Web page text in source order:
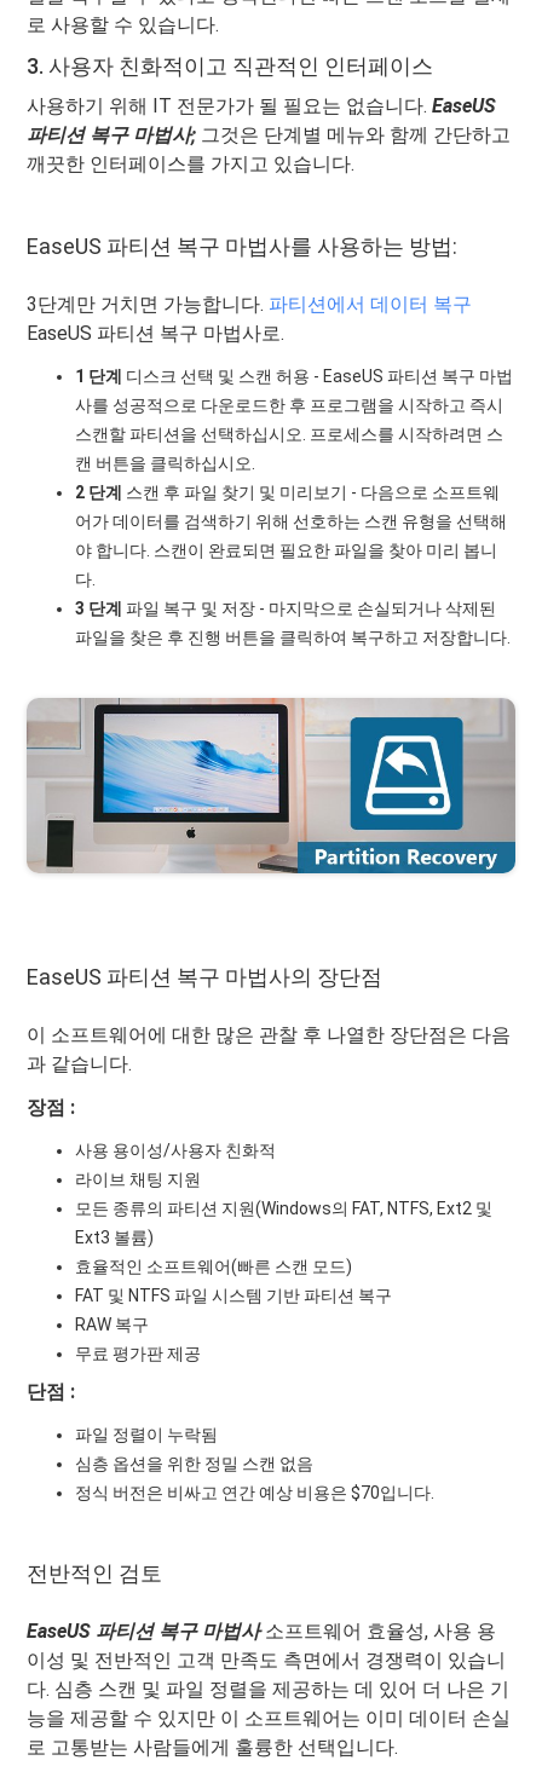
로 사용할 수 있습니다.
3. 사용자 친화적이고 직관적인 인터페이스
사용하기 위해 IT 전문가가 될 필요는 없습니다.EaseUS
파티션 복구 마법사; 그것은 단계별 메뉴와 함께 간단하고
깨끗한 인터페이스를 가지고 있습니다.
EaseUS 파티션 복구 마법사를 사용하는 방법:
3단계만 거치면 가능합니다. 파티션에서 데이터 복구
EaseUS 파티션 복구 마법사로.
1 단계 디스크 선택 및 스캔 허용 - EaseUS 파티션 복구 마법
사를 성공적으로 다운로드한 후 프로그램을 시작하고 즉시
스캔할 파티션을 선택하십시오. 프로세스를 시작하려면 스
캔 버튼을 클릭하십시오.
2 단계 스캔 후 파일 찾기 및 미리보기 - 다음으로 소프트웨
어가 데이터를 검색하기 위해 선호하는 스캔 유형을 선택해
야 합니다. 스캔이 완료되면 필요한 파일을 찾아 미리 봅니
다.
3 단계 파일 복구 및 저장 - 마지막으로 손실되거나 삭제된
파일을 찾은 후 진행 버튼을 클릭하여 복구하고 저장합니다.
EaseUS 파티션 복구 마법사의 장단점
이 소프트웨어에 대한 많은 관찰 후 나열한 장단점은 다음
과 같습니다.
장점 :
사용 용이성/사용자 친화적
라이브 채팅 지원
모든 종류의 파티션 지원(Windows의 FAT, NTFS, Ext2 및
Ext3 볼륨)
효율적인 소프트웨어(빠른 스캔 모드)
FAT 및 NTFS 파일 시스템 기반 파티션 복구
RAW 복구
무료 평가판 제공
단점 :
파일 정렬이 누락됨
심층 옵션을 위한 정밀 스캔 없음
정식 버전은 비싸고 연간 예상 비용은 $70입니다.
전반적인 검토
EaseUS 파티션 복구 마법사소프트웨어 효율성, 사용 용
이성 및 전반적인 고객 만족도 측면에서 경쟁력이 있습니
다. 심층 스캔 및 파일 정렬을 제공하는 데 있어 더 나은 기
능을 제공할 수 있지만 이 소프트웨어는 이미 데이터 손실
로 고통받는 사람들에게 훌륭한 선택입니다.